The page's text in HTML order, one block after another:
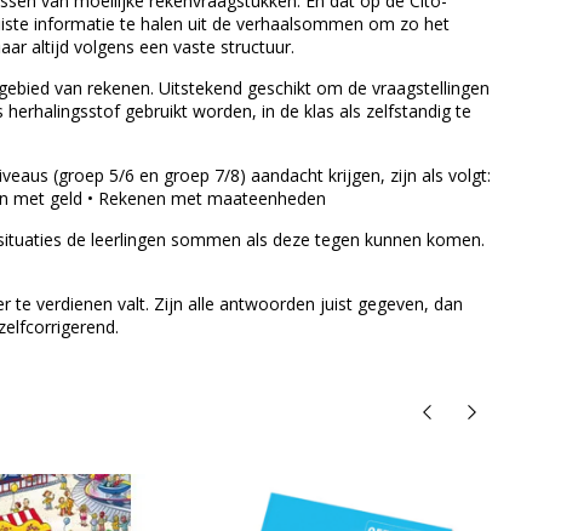
informatie te halen uit de verhaalsommen om zo het
altijd volgens een vaste structuur.
van rekenen. Uitstekend geschikt om de vraagstellingen
gebruikt worden, in de klas als zelfstandig te
(groep 5/6 en groep 7/8) aandacht krijgen, zijn als volgt:
met geld • Rekenen met maateenheden
de leerlingen sommen als deze tegen kunnen komen.
verdienen valt. Zijn alle antwoorden juist gegeven, dan